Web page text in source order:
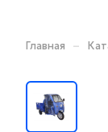
Главная –